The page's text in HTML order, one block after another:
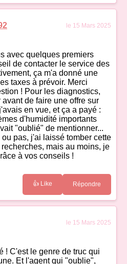
le 15 Mars 2025
avec quelques premiers
de contacter le service des
ça m'a donné une
taxes à prévoir. Merci
! Pour les diagnostics,
de faire une offre sur
en vue, et ça a payé :
d'humidité importants
"oublié" de mentionner...
pas, j'ai laissé tomber cette
mais au moins, je
à vos conseils !
👍 Like Répondre
le 15 Mars 2025
! C'est le genre de truc qui
Et l'agent qui "oublie",